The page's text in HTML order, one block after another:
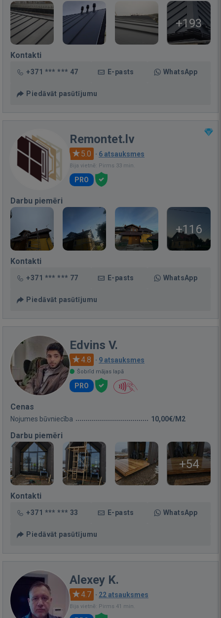
+193
Kontakti
+371 *** *** 47 E-pasts WhatsApp
Piedāvāt pasūtījumu
Remontet.lv
5.0 · 6 atsauksmes
Bija vietnē: Pirms 33 min.
PRO
Darbu piemēri
+116
Kontakti
+371 *** *** 77 E-pasts WhatsApp
Piedāvāt pasūtījumu
Edvins V.
4.8 · 9 atsauksmes
Šobrīd mājas lapā
PRO
Cenas
Nojumes būvniecība 10,00€/M2
Darbu piemēri
+54
Kontakti
+371 *** *** 33 E-pasts WhatsApp
Piedāvāt pasūtījumu
Alexey K.
4.7 · 22 atsauksmes
Bija vietnē: Pirms 41 min.